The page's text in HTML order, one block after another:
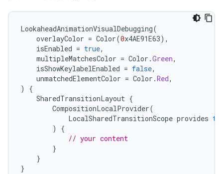
LookaheadAnimationVisualDebugging(
overlayColor = Color(0x4AE91E63),
isEnabled = true,
multipleMatchesColor = Color .Green,
isShowKeylabelEnabled = false,
unmatchedElementColor = Color .Red,
)
{
SharedTransitionLayout {
CompositionLocalProvider(
LocalSharedTransitionScope provides
)
{
// your content
}
}
}